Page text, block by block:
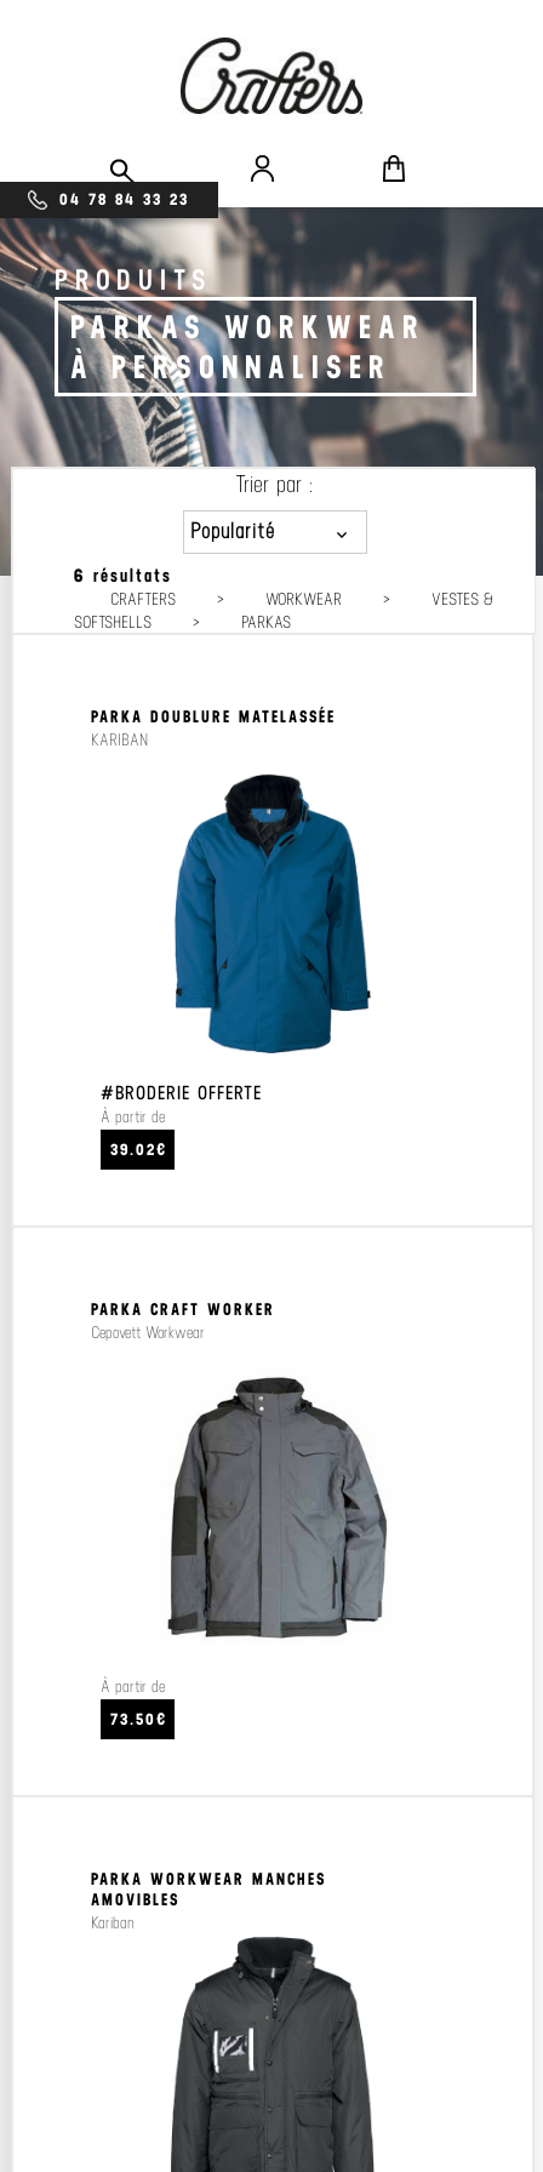
04 78 84 33 23
PRODUITS
PARKAS WORKWEAR
À PERSONNALISER
6 résultats
CRAFTERS > WORKWEAR >
VESTES &
SOFTSHELLS
> PARKAS
Trier par :
Popularité
Prix décroissant
Prix croissant
PARKA DOUBLURE MATELASSÉE
KARIBAN
#BRODERIE OFFERTE
À partir de
39.02€
PARKA CRAFT WORKER
Cepovett Workwear
À partir de
73.50€
PARKA WORKWEAR MANCHES
AMOVIBLES
Kariban